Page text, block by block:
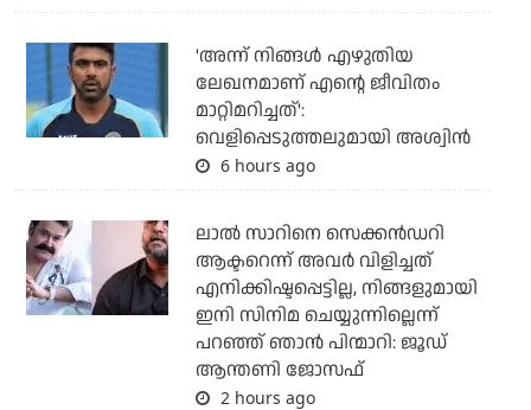
'അന്ന് നിങ്ങള്‍ എഴുതിയ
ലേഖനമാണ് എന്റെ ജീവിതം
മാറ്റിമറിച്ചത്':
വെളിപ്പെടുത്തലുമായി അശ്വിന്‍
6 hours ago
ലാല്‍ സാറിനെ സെക്കന്‍ഡറി
ആക്ടറെന്ന് അവര്‍ വിളിച്ചത്
എനിക്കിഷ്ടപ്പെട്ടില്ല, നിങ്ങളുമായി
ഇനി സിനിമ ചെയ്യുന്നില്ലെന്ന്
പറഞ്ഞ് ഞാന്‍ പിന്മാറി: ജൂഡ്
ആന്തണി ജോസഫ്
2 hours ago